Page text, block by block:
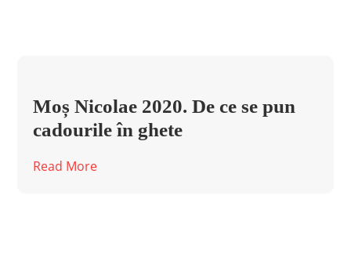
Moș Nicolae 2020. De ce se pun
cadourile în ghete
Read More